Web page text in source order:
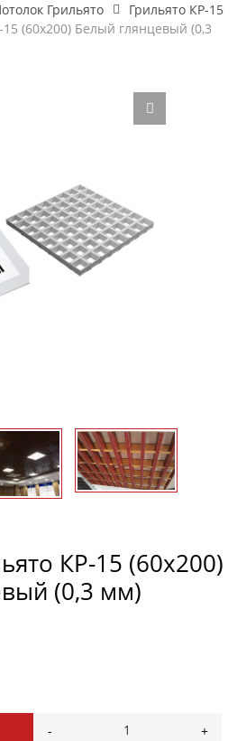
Грильято
Грильято КР-15
(60х200) Белый глянцевый (0,3
КР-15 (60х200)
(0,3 мм)